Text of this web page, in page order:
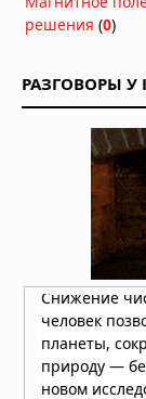
решения (0)
РАЗГОВОРЫ